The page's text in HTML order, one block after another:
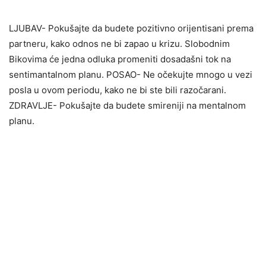
LJUBAV- Pokušajte da budete pozitivno orijentisani prema
partneru, kako odnos ne bi zapao u krizu. Slobodnim
Bikovima će jedna odluka promeniti dosadašni tok na
sentimantalnom planu. POSAO- Ne očekujte mnogo u vezi
posla u ovom periodu, kako ne bi ste bili razočarani.
ZDRAVLJE- Pokušajte da budete smireniji na mentalnom
planu.